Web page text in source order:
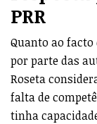
PRR
Quanto ao facto
por parte das
Roseta
falta de
tinha